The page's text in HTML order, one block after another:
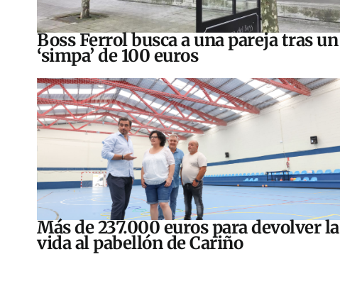
Boss Ferrol busca a una pareja tras un
‘simpa’ de 100 euros
Más de 237.000 euros para devolver la
vida al pabellón de Cariño